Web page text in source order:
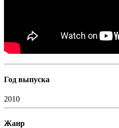
Год выпуска
2010
Жанр